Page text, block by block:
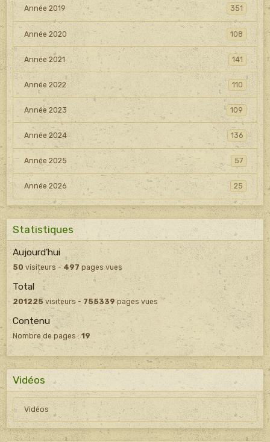
Année 2019 351
Année 2020 108
Année 2021 141
Année 2022 110
Année 2023 109
Année 2024 136
Année 2025 57
Année 2026 25
Statistiques
Aujourd'hui
50 visiteurs -497 pages vues
Total
201225visiteurs - 755339 pages vues
Contenu
Nombre de pages :19
Vidéos
Vidéos